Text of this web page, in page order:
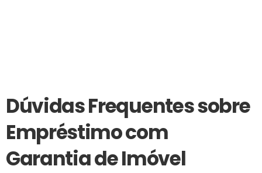
Dúvidas Frequentes sobre
Empréstimo com
Garantia de Imóvel